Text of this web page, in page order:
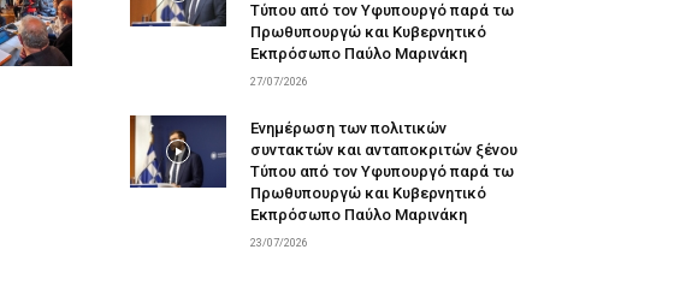
Τύπου από τον Υφυπουργό παρά τω
Πρωθυπουργώ και Κυβερνητικό
Εκπρόσωπο Παύλο Μαρινάκη
27/07/2026
Ενημέρωση των πολιτικών
συντακτών και ανταποκριτών ξένου
Τύπου από τον Υφυπουργό παρά τω
Πρωθυπουργώ και Κυβερνητικό
Εκπρόσωπο Παύλο Μαρινάκη
23/07/2026